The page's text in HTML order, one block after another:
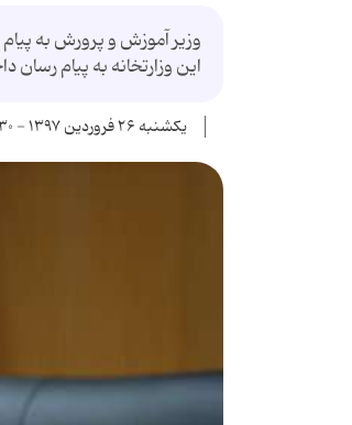
وزیر آموزش و پرورش به
این وزارتخانه به پیام رسان
یکشنبه ۲۶ فروردین ۱۳۹۷ - ۱۵:۳۰